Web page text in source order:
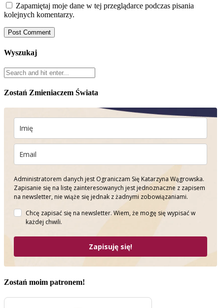
Zapamiętaj moje dane w tej przeglądarce podczas pisania
kolejnych komentarzy.
Wyszukaj
Zostań Zmieniaczem Świata
Administratorem danych jest Ograniczam Się Katarzyna Wągrowska.
Zapisanie się na listę zainteresowanych jest jednoznaczne z zapisem
na newsletter, nie wiąże się jednak z żadnymi zobowiązaniami.
Chcę zapisać się na newsletter. Wiem, że mogę się wypisać w
każdej chwili.
Zapisuję się!
Zostań moim patronem!